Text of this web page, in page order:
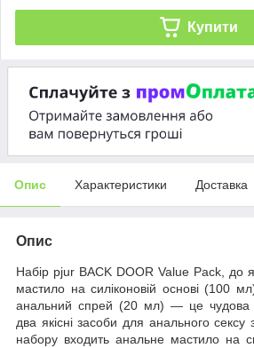
Купити
Опис Характеристики Доставка
Опис
Набір pjur BACK DOOR Value Pack, до
мастило на силіконовій основі (100
анальний спрей (20 мл) — це чудова
два якісні засоби для анального
набору входить анальне мастило на